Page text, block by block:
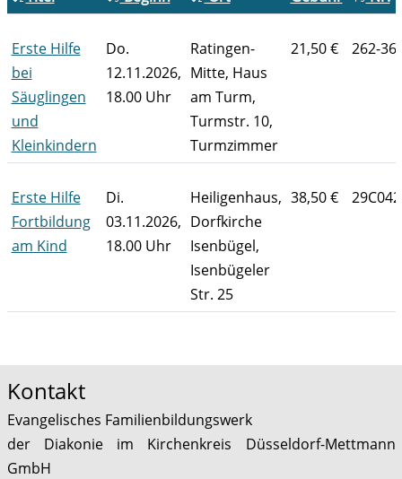
Erste Hilfe
bei
Säuglingen
und
Kleinkindern
Do.
12.11.2026,
18.00 Uhr
Ratingen-
Mitte, Haus
am Turm,
Turmstr. 10,
Turmzimmer
21,50 € 262-
Erste Hilfe
Fortbildung
am Kind
Di.
03.11.2026,
18.00 Uhr
Heiligenhaus,
Dorfkirche
Isenbügel,
Isenbügeler
Str. 25
38,50 €
Kontakt
Evangelisches Familienbildungswerk
der Diakonie im Kirchenkreis Düsseldorf-Mettmann
GmbH